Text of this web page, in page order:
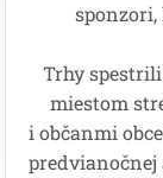
sponzori,
Trhy
miestom
i občanmi
predvianočnej